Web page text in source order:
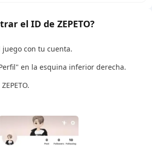
el ID de ZEPETO?
con tu cuenta.
en la esquina inferior derecha.